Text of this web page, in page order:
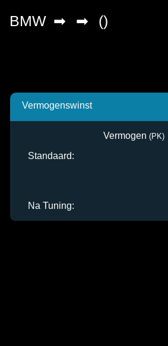
Vermogenswinst
Vermogen
Standaard:
Na Tuning: